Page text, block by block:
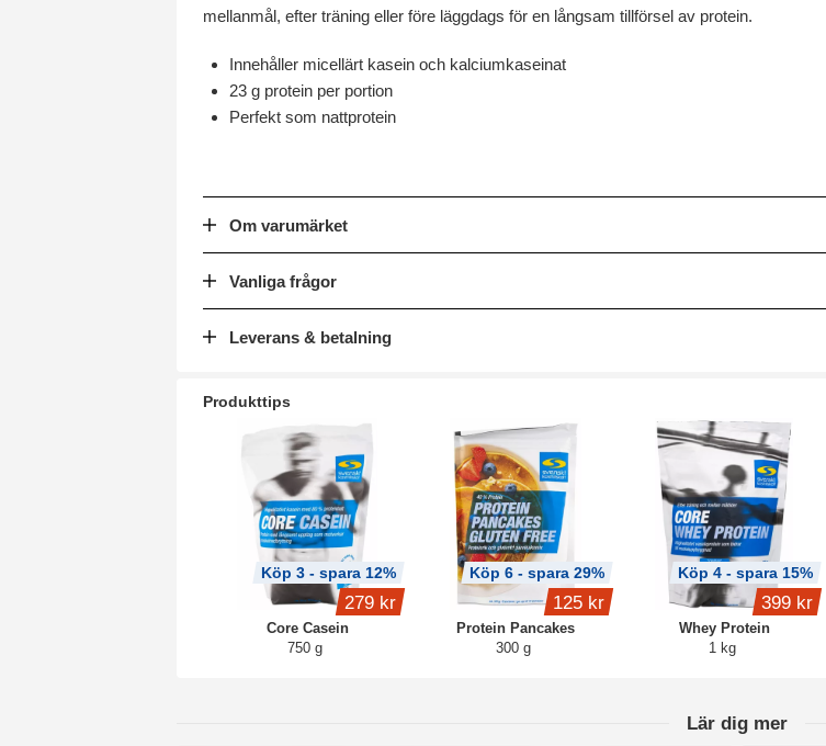
mellanmål, efter träning eller före läggdags för en långsam tillförsel av protein.
Innehåller micellärt kasein och kalciumkaseinat
23 g protein per portion
Perfekt som nattprotein
Om varumärket
Vanliga frågor
Leverans & betalning
Produkttips
Core Casein
750 g
Köp 3 - spara 12%
279 kr
Protein Pancakes
300 g
Köp 6 - spara 29%
125 kr
Whey Protein
1 kg
Köp 4 - spara 15%
399 kr
Lär dig mer